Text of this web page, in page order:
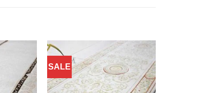
Добавить
избранное
SALE
Добавить
в
избранное